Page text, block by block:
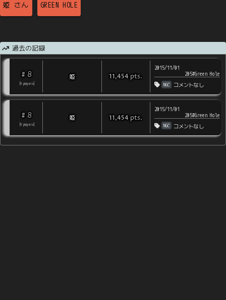
姫 さん GREEN HOLE
過去の記録
# 8
9 players
姫 11,454 pts.
2015/11/01
205#Green Hole
NGC コメントなし
# 8
9 players
姫 11,454 pts.
2015/11/01
205#Green Hole
NGC コメントなし